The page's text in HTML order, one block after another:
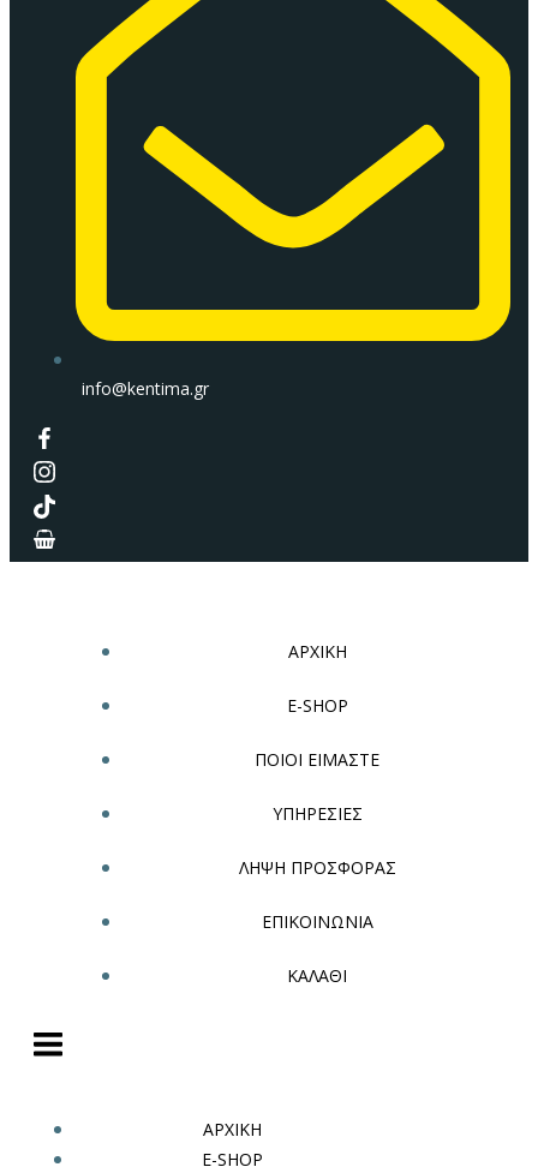
info@kentima.gr
ΑΡΧΙΚΗ
E-SHOP
ΠΟΙΟΙ ΕΙΜΑΣΤΕ
ΥΠΗΡΕΣΙΕΣ
ΛΗΨΗ ΠΡΟΣΦΟΡΑΣ
ΕΠΙΚΟΙΝΩΝΙΑ
ΚΑΛΑΘΙ
ΑΡΧΙΚΗ
E-SHOP